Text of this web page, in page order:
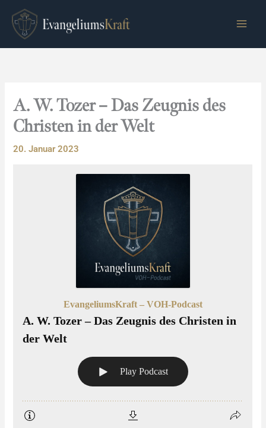
Inhalt
springen
A. W. Tozer – Das Zeugnis des
Christen in der Welt
20. Januar 2023